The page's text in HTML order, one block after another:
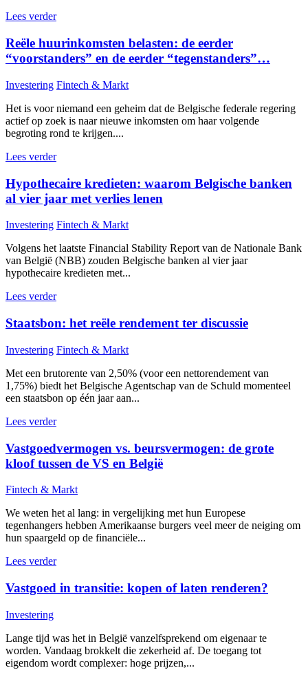
Lees verder
Reële huurinkomsten belasten: de eerder
“voorstanders” en de eerder “tegenstanders”…
Investering Fintech & Markt
Het is voor niemand een geheim dat de Belgische federale regering
actief op zoek is naar nieuwe inkomsten om haar volgende
begroting rond te krijgen....
Lees verder
Hypothecaire kredieten: waarom Belgische banken
al vier jaar met verlies lenen
Investering Fintech & Markt
Volgens het laatste Financial Stability Report van de Nationale Bank
van België (NBB) zouden Belgische banken al vier jaar
hypothecaire kredieten met...
Lees verder
Staatsbon: het reële rendement ter discussie
Investering Fintech & Markt
Met een brutorente van 2,50% (voor een nettorendement van
1,75%) biedt het Belgische Agentschap van de Schuld momenteel
een staatsbon op één jaar aan...
Lees verder
Vastgoedvermogen vs. beursvermogen: de grote
kloof tussen de VS en België
Fintech & Markt
We weten het al lang: in vergelijking met hun Europese
tegenhangers hebben Amerikaanse burgers veel meer de neiging om
hun spaargeld op de financiële...
Lees verder
Vastgoed in transitie: kopen of laten renderen?
Investering
Lange tijd was het in België vanzelfsprekend om eigenaar te
worden. Vandaag brokkelt die zekerheid af. De toegang tot
eigendom wordt complexer: hoge prijzen,...